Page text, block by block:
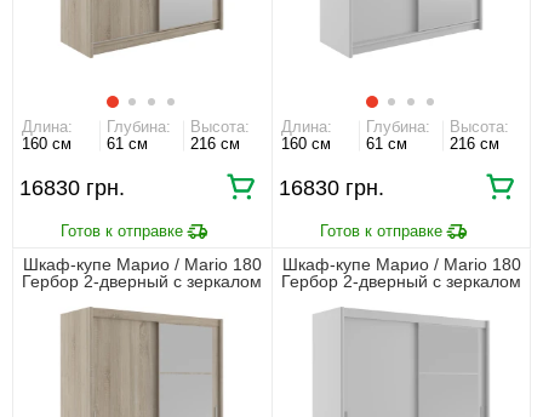
Длина:
160 см
Глубина:
61 см
Высота:
216 см
16830
Длина:
160 см
Глубина:
61 см
Высота:
216 см
16830
Шкаф-купе Марио / Mario 180
Гербор 2-дверный с зеркалом
Шкаф-купе Марио / Mario 180
Гербор 2-дверный с зеркалом